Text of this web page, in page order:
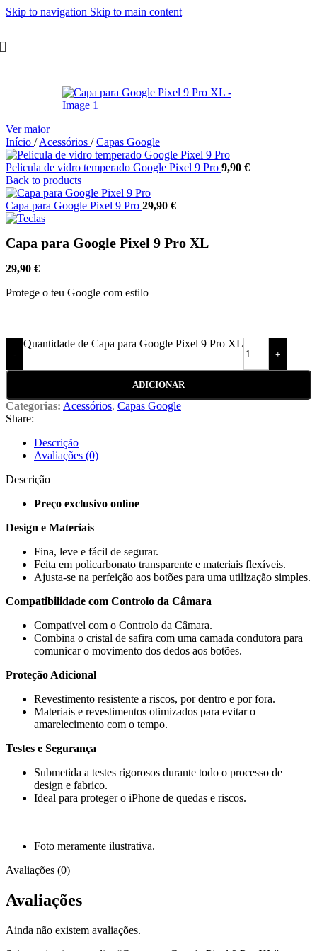
Skip to navigation Skip to main content
Ver maior
Início / Acessórios / Capas Google
Pelicula de vidro temperado Google Pixel 9 Pro 9,90 €
Back to products
Capa para Google Pixel 9 Pro 29,90 €
Capa para Google Pixel 9 Pro XL
29,90 €
Protege o teu Google com estilo
-
Quantidade de Capa para Google Pixel 9 Pro XL
+
ADICIONAR
Categorias: Acessórios, Capas Google
Share:
Descrição
Avaliações (0)
Descrição
Preço exclusivo online
Design e Materiais
Fina, leve e fácil de segurar.
Feita em policarbonato transparente e materiais flexíveis.
Ajusta-se na perfeição aos botões para uma utilização simples.
Compatibilidade com Controlo da Câmara
Compatível com o Controlo da Câmara.
Combina o cristal de safira com uma camada condutora para
comunicar o movimento dos dedos aos botões.
Proteção Adicional
Revestimento resistente a riscos, por dentro e por fora.
Materiais e revestimentos otimizados para evitar o
amarelecimento com o tempo.
Testes e Segurança
Submetida a testes rigorosos durante todo o processo de
design e fabrico.
Ideal para proteger o iPhone de quedas e riscos.
Foto meramente ilustrativa.
Avaliações (0)
Avaliações
Ainda não existem avaliações.